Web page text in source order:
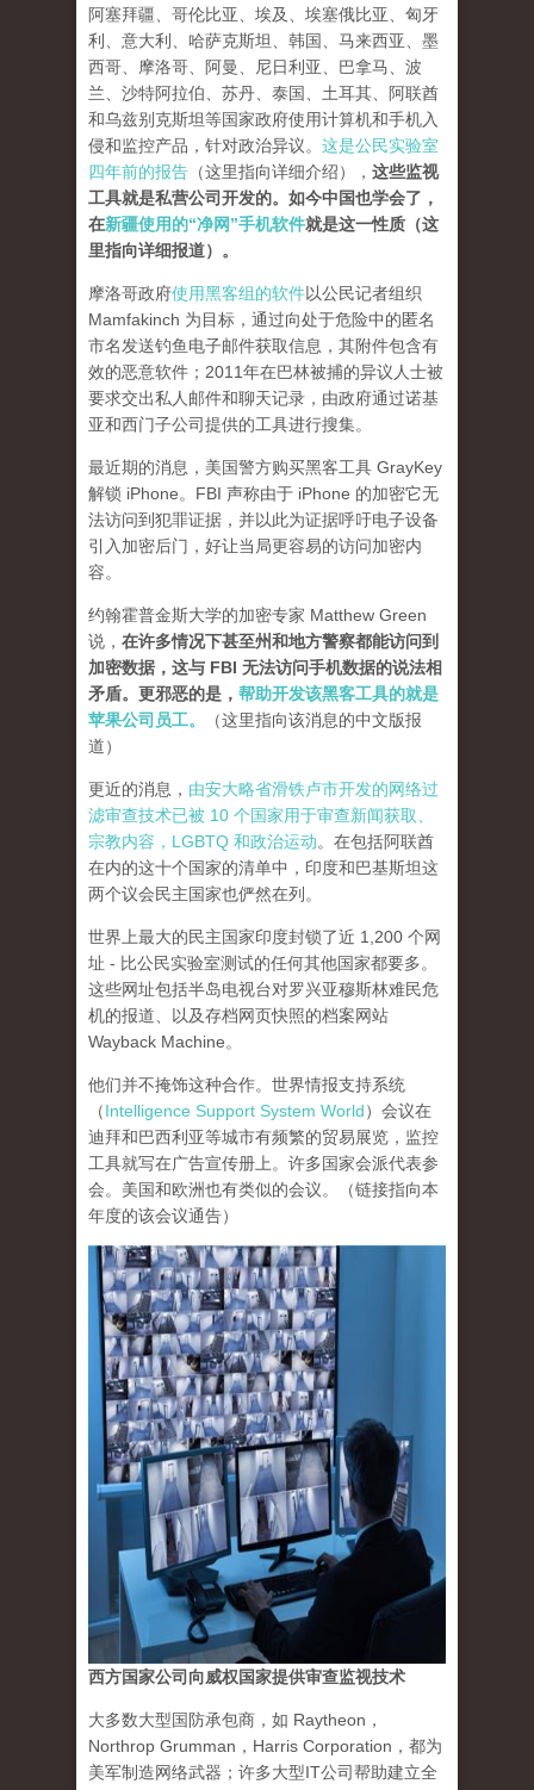
阿塞拜疆、哥伦比亚、埃及、埃塞俄比亚、匈牙
利、意大利、哈萨克斯坦、韩国、马来西亚、墨
西哥、摩洛哥、阿曼、尼日利亚、巴拿马、波
兰、沙特阿拉伯、苏丹、泰国、土耳其、阿联酋
和乌兹别克斯坦等国家政府使用计算机和手机入
侵和监控产品，针对政治异议。 这是公民实验室
四年前的报告 （这里指向详细介绍）， 这些监视
工具就是私营公司开发的。如今中国也学会了，
在新疆使用的“净网”手机软件就是这一性质（这
里指向详细报道）。
摩洛哥政府使用黑客组的软件以公民记者组织
Mamfakinch 为目标，通过向处于危险中的匿名
市名发送钓鱼电子邮件获取信息，其附件包含有
效的恶意软件；2011年在巴林被捕的异议人士被
要求交出私人邮件和聊天记录，由政府通过诺基
亚和西门子公司提供的工具进行搜集。
最近期的消息，美国警方购买黑客工具 GrayKey
解锁 iPhone。FBI 声称由于 iPhone 的加密它无
法访问到犯罪证据，并以此为证据呼吁电子设备
引入加密后门，好让当局更容易的访问加密内
容。
约翰霍普金斯大学的加密专家 Matthew Green
说， 在许多情况下甚至州和地方警察都能访问到
加密数据，这与 FBI 无法访问手机数据的说法相
矛盾。更邪恶的是， 帮助开发该黑客工具的就是
苹果公司员工。
（这里指向该消息的中文版报
道）
更近的消息， 由安大略省滑铁卢市开发的网络过
滤审查技术已被 10 个国家用于审查新闻获取、
宗教内容，LGBTQ 和政治运动。在包括阿联酋
在内的这十个国家的清单中，印度和巴基斯坦这
两个议会民主国家也俨然在列。
世界上最大的民主国家印度封锁了近 1,200 个网
址 - 比公民实验室测试的任何其他国家都要多。
这些网址包括半岛电视台对罗兴亚穆斯林难民危
机的报道、以及存档网页快照的档案网站
Wayback Machine。
他们并不掩饰这种合作。世界情报支持系统
（Intelligence Support System World）会议在
迪拜和巴西利亚等城市有频繁的贸易展览，监控
工具就写在广告宣传册上。许多国家会派代表参
会。美国和欧洲也有类似的会议。（链接指向本
年度的该会议通告）
西方国家公司向威权国家提供审查监视技术
大多数大型国防承包商，如 Raytheon，
Northrop Grumman，Harris Corporation，都为
美军制造网络武器；许多大型IT公司帮助建立全